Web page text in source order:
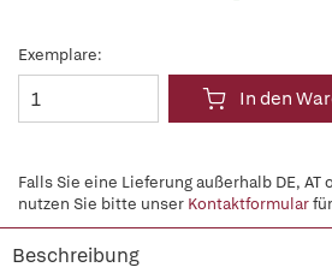
Exemplare:
In den
Falls Sie eine Lieferung außerhalb DE, AT
nutzen Sie bitte unser Kontaktformular
Beschreibung